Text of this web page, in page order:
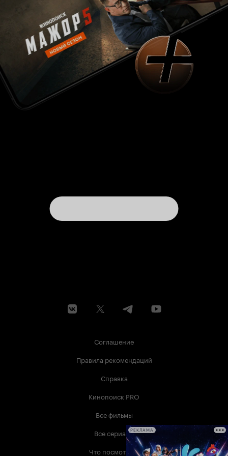
Соглашение
Правила рекомендаций
Справка
Кинопоиск PRO
Все фильмы
Все сериалы
Что посмотреть
РЕКЛАМА